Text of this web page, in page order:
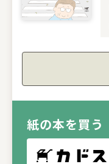
紙の本を買う